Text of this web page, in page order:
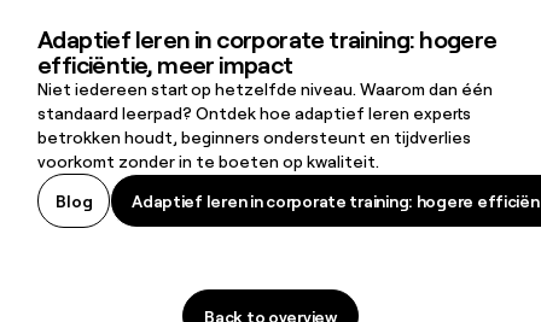
Adaptief leren in corporate training: hogere
efficiëntie, meer impact
Niet iedereen start op hetzelfde niveau. Waarom dan één
standaard leerpad? Ontdek hoe adaptief leren experts
betrokken houdt, beginners ondersteunt en tijdverlies
voorkomt zonder in te boeten op kwaliteit.
Blog
Adaptief leren in corporate training: hogere
Adaptief leren in corporate training: hogere
Adaptief leren in corporate training: hogere efficiëntie, meer
Back to overview
Back to overview